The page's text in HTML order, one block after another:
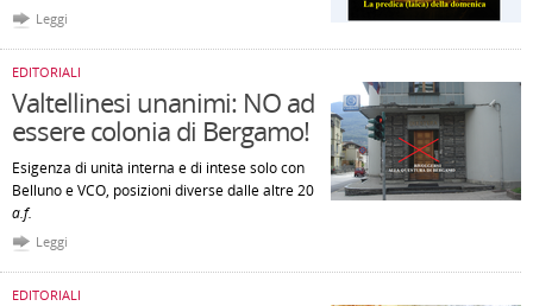
Leggi
EDITORIALI
Valtellinesi unanimi: NO ad
essere colonia di Bergamo!
Esigenza di unità interna e di intese solo con
Belluno e VCO, posizioni diverse dalle altre 20
a.f.
Leggi
EDITORIALI